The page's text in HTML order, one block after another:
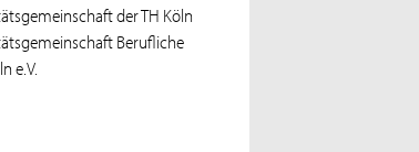
der TH Köln
Berufliche
e.V.